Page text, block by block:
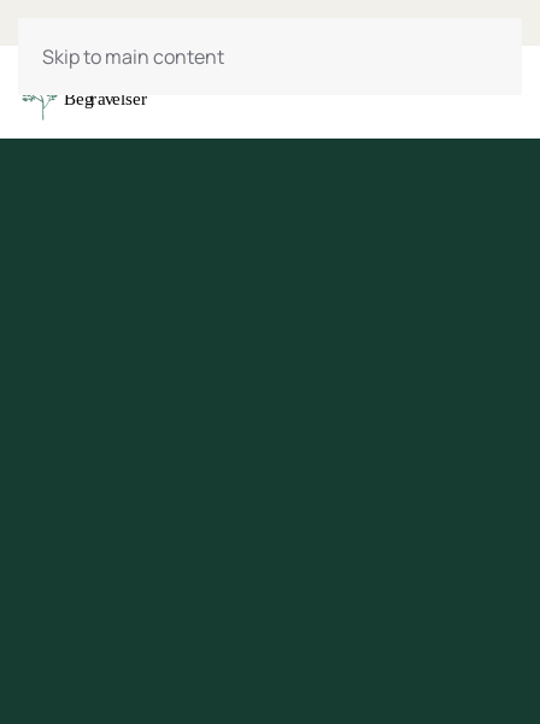
Skip to main content